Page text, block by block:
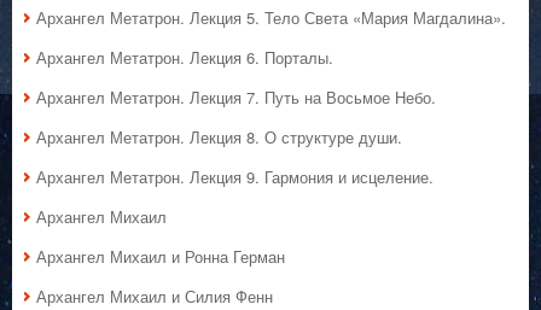
Архангел Метатрон. Лекция 5. Тело Света «Мария Магдалина».
Архангел Метатрон. Лекция 6. Порталы.
Архангел Метатрон. Лекция 7. Путь на Восьмое Небо.
Архангел Метатрон. Лекция 8. О структуре души.
Архангел Метатрон. Лекция 9. Гармония и исцеление.
Архангел Михаил
Архангел Михаил и Ронна Герман
Архангел Михаил и Силия Фенн